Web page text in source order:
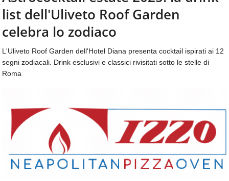
aggiornamenti
quotidiani
su
temi
come
ospitalità,
ristorazione,
catering
e
articoli
sul
mondo
CONTATTI
list dell'Uliveto Roof Garden
celebra lo zodiaco
L'Uliveto Roof Garden dell'Hotel Diana presenta cocktail ispirati ai 12
segni zodiacali. Drink esclusivi e classici rivisitati sotto le stelle di
Roma